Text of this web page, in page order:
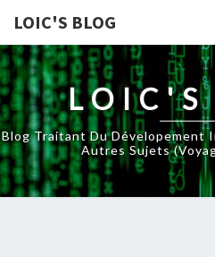
LOIC'S BLOG
LOIC'S
Blog Traitant Du Dévelopement
Autres Sujets